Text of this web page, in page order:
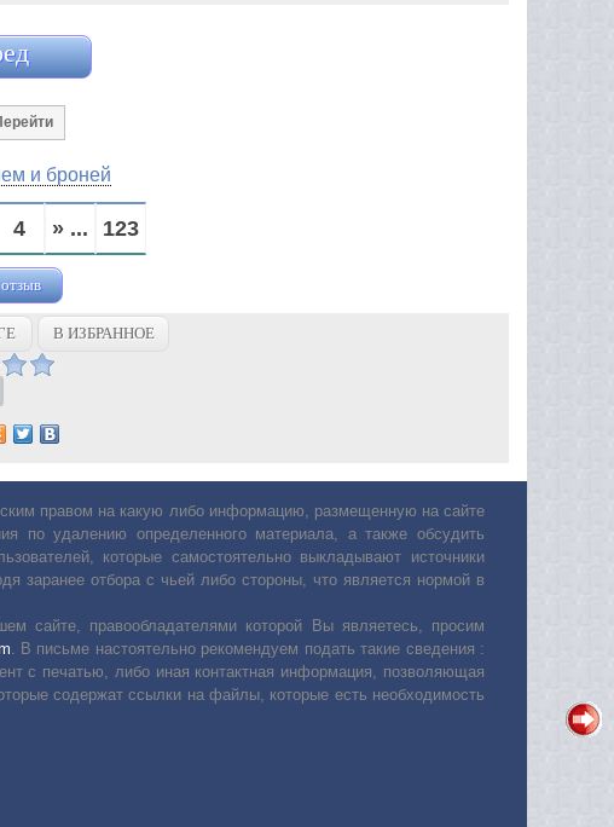
и броней
4 » ... 123
В ИЗБРАННОЕ
правом на какую либо информацию, размещенную на сайте
по удалению определенного материала, а также обсудить
которые самостоятельно выкладывают источники
заранее отбора с чьей либо стороны, что является нормой в
сайте, правообладателями которой Вы являетесь, просим
. В письме настоятельно рекомендуем подать такие сведения :
с печатью, либо иная контактная информация, позволяющая
содержат ссылки на файлы, которые есть необходимость